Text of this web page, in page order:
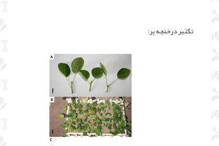
تکثیر درختچه پر: